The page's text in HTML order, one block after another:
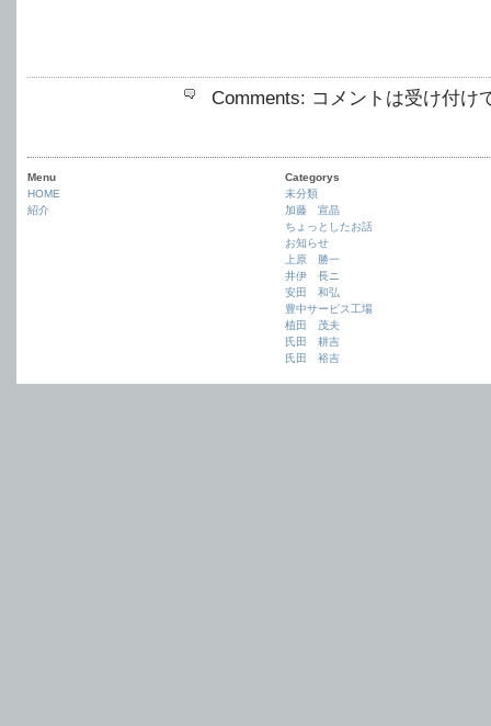
Comments: コメントは受け付け
Menu
HOME
紹介
Categorys
未分類
加藤 宣晶
ちょっとしたお話
お知らせ
上原 勝一
井伊 長ニ
安田 和弘
豊中サービス工場
植田 茂夫
氏田 耕吉
氏田 裕吉